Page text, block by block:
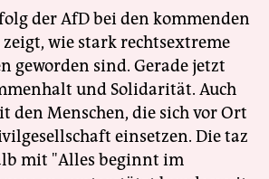
der AfD bei den kommenden
wie stark rechtsextreme
geworden sind. Gerade jetzt
und Solidarität. Auch
den Menschen, die sich vor Ort
einsetzen. Die taz
mit "Alles beginnt im